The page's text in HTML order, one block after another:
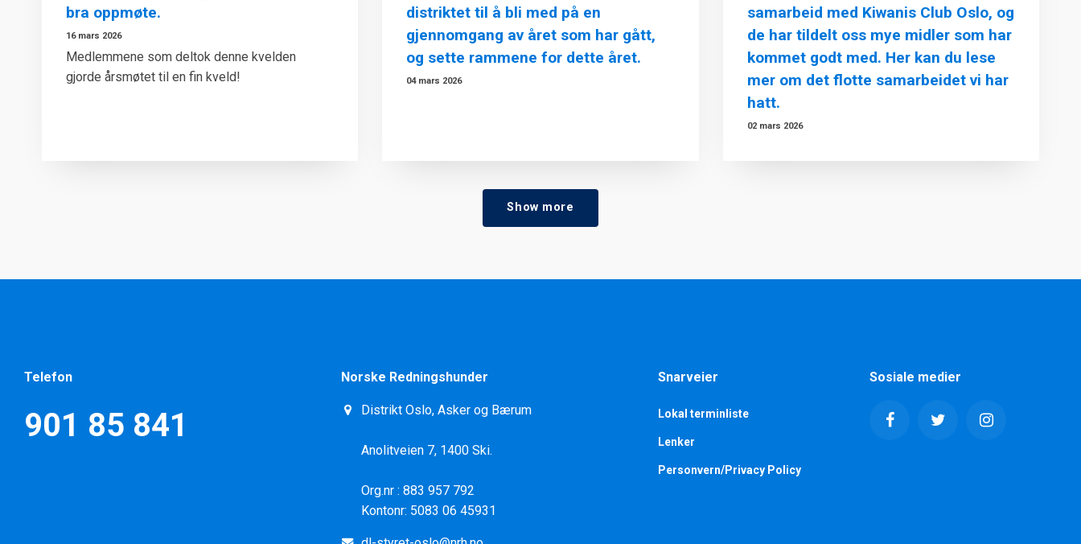
bra oppmøte.
16 mars 2026
Medlemmene som deltok denne kvelden
gjorde årsmøtet til en fin kveld!
distriktet til å bli med på en
gjennomgang av året som har gått,
og sette rammene for dette året.
04 mars 2026
samarbeid med Kiwanis Club Oslo, og
de har tildelt oss mye midler som har
kommet godt med. Her kan du lese
mer om det flotte samarbeidet vi har
hatt.
02 mars 2026
Show more
Telefon
901 85 841
Norske Redningshunder
Distrikt Oslo, Asker og Bærum
Anolitveien 7, 1400 Ski.
Org.nr : 883 957 792
Kontonr: 5083 06 45931
Snarveier
Lokal terminliste
Lenker
Personvern/Privacy Policy
Sosiale medier